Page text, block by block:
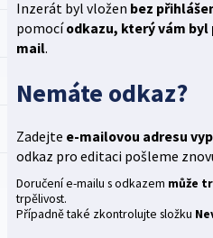
Inzerát byl vložen bez
pomocíodkazu, který vám byl
mail.
Nemáte odkaz?
Zadejte e-mailovou adresu
odkaz pro editaci pošleme
Doručení e-mailu s odkazem může
trpělivost.
Případně také zkontrolujte složku